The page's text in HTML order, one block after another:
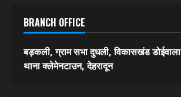
BRANCH OFFICE
बड़कली, ग्राम सभा दुधली, विकासखंड डोईवाला
थाना क्लेमेनटाउन, देहरादून